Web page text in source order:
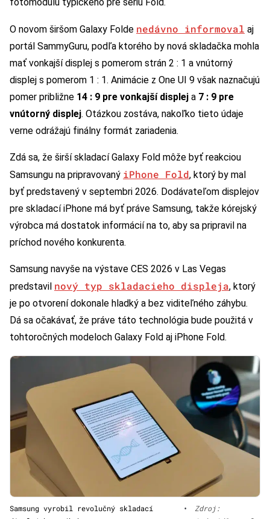
fotomodulu typického pre sériu Fold.
O novom širšom Galaxy Folde nedávno informoval aj
portál SammyGuru, podľa ktorého by nová skladačka mohla
mať vonkajší displej s pomerom strán 2 : 1 a vnútorný
displej s pomerom 1 : 1. Animácie z One UI 9 však naznačujú
pomer približne 14 : 9 pre vonkajší displej a 7 : 9 pre
vnútorný displej. Otázkou zostáva, nakoľko tieto údaje
verne odrážajú finálny formát zariadenia.
Zdá sa, že širší skladací Galaxy Fold môže byť reakciou
Samsungu na pripravovaný iPhone Fold, ktorý by mal
byť predstavený v septembri 2026. Dodávateľom displejov
pre skladací iPhone má byť práve Samsung, takže kórejský
výrobca má dostatok informácií na to, aby sa pripravil na
príchod nového konkurenta.
Samsung navyše na výstave CES 2026 v Las Vegas
predstavil nový typ skladacieho displeja, ktorý
je po otvorení dokonale hladký a bez viditeľného záhybu.
Dá sa očakávať, že práve táto technológia bude použitá v
tohtoročných modeloch Galaxy Fold aj iPhone Fold.
Samsung vyrobil revolučný skladací
•
Zdroj: